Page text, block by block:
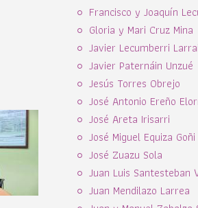
Francisco y Joaquín
Gloria y Mari Cruz Mina
Javier Lecumberri
Javier Paternáin Unzué
Jesús Torres Obrejo
José Antonio Ereño
José Areta Irisarri
José Miguel Equiza Goñi
José Zuazu Sola
Juan Luis Santesteban
Juan Mendilazo Larrea